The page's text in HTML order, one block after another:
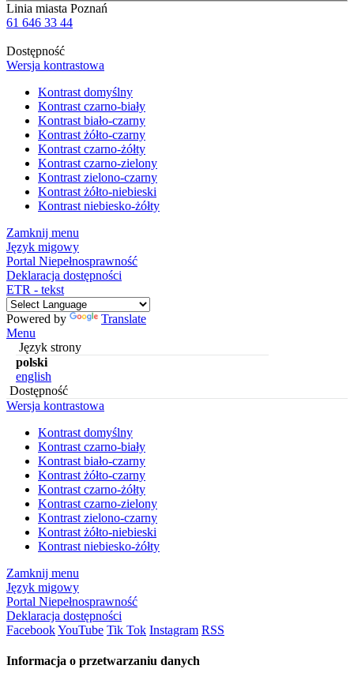
Linia miasta Poznań
61 646 33 44
Dostępność
Wersja kontrastowa
Kontrast domyślny
Kontrast czarno-biały
Kontrast biało-czarny
Kontrast żółto-czarny
Kontrast czarno-żółty
Kontrast czarno-zielony
Kontrast zielono-czarny
Kontrast żółto-niebieski
Kontrast niebiesko-żółty
Zamknij menu
Język migowy
Portal Niepełnosprawność
Deklaracja dostępności
ETR - tekst
Powered by
Translate
Menu
Język strony
polski
english
Dostępność
Wersja kontrastowa
Kontrast domyślny
Kontrast czarno-biały
Kontrast biało-czarny
Kontrast żółto-czarny
Kontrast czarno-żółty
Kontrast czarno-zielony
Kontrast zielono-czarny
Kontrast żółto-niebieski
Kontrast niebiesko-żółty
Zamknij menu
Język migowy
Portal Niepełnosprawność
Deklaracja dostępności
FacebookYouTube Tik Tok Instagram RSS
Informacja o przetwarzaniu danych